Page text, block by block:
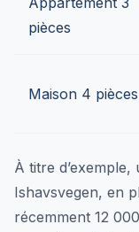
pièces
Maison 4 pièces
À titre d’exemple,
Ishavsvegen, en
récemment 12